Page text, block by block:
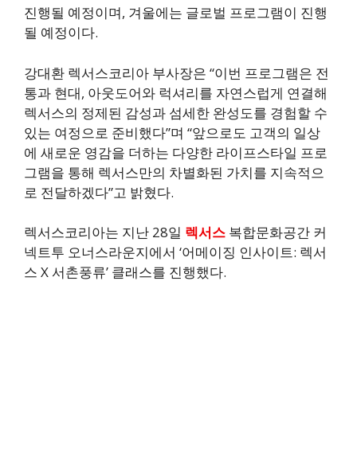
진행될 예정이며, 겨울에는 글로벌 프로그램이 진행
될 예정이다.
강대환 렉서스코리아 부사장은 “이번 프로그램은 전
통과 현대, 아웃도어와 럭셔리를 자연스럽게 연결해
렉서스의 정제된 감성과 섬세한 완성도를 경험할 수
있는 여정으로 준비했다”며 “앞으로도 고객의 일상
에 새로운 영감을 더하는 다양한 라이프스타일 프로
그램을 통해 렉서스만의 차별화된 가치를 지속적으
로 전달하겠다”고 밝혔다.
렉서스코리아는 지난 28일 렉서스 복합문화공간 커
넥트투 오너스라운지에서 ‘어메이징 인사이트: 렉서
스 X 서촌풍류’ 클래스를 진행했다.